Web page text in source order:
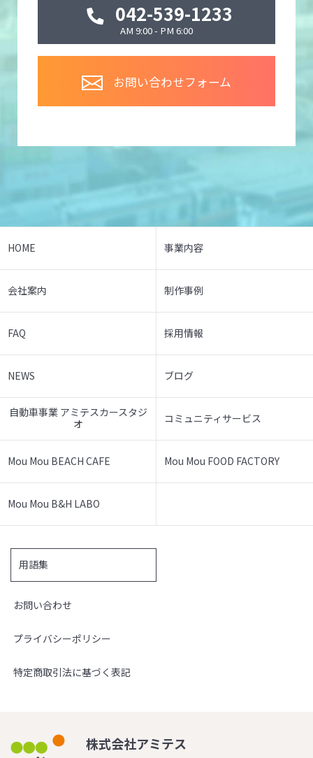
042-539-1233
AM 9:00 - PM 6:00
お問い合わせフォーム
HOME 事業内容
会社案内 制作事例
FAQ 採用情報
NEWS ブログ
自動車事業 アミテスカースタジ
オ
コミュニティサービス
Mou Mou BEACH CAFE Mou Mou FOOD FACTORY
Mou Mou B&H LABO
用語集
お問い合わせ
プライバシーポリシー
特定商取引法に基づく表記
株式会社アミテス